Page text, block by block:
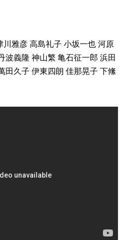
雅彦 高島礼子 小坂一也 河原
波義隆 神山繁 亀石征一郎 浜田
田久子 伊東四朗 佳那晃子 下絛